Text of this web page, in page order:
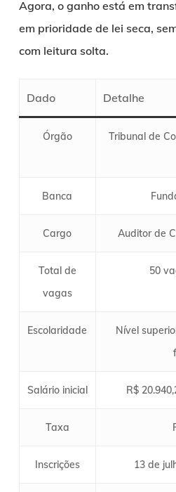
Agora, o ganho está em
em prioridade de lei seca,
com leitura solta.
Dado Detalhe
Órgão
Tribunal de
Banca
Cargo Auditor de
Total de
vagas
50
Escolaridade
Nível
Salário inicial R$
Taxa
Inscrições 13 de